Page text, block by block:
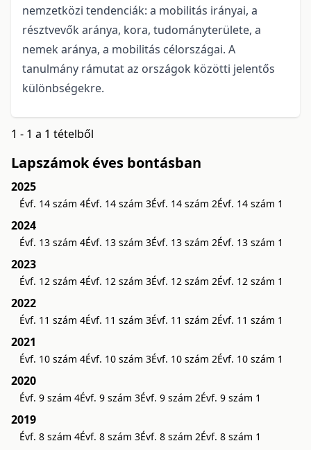
nemzetközi tendenciák: a mobilitás irányai, a
résztvevők aránya, kora, tudományterülete, a
nemek aránya, a mobilitás célországai. A
tanulmány rámutat az országok közötti jelentős
különbségekre.
1 - 1 a 1 tételből
Lapszámok éves bontásban
2025
Évf. 14 szám 4Évf. 14 szám 3Évf. 14 szám 2Évf. 14 szám 1
2024
Évf. 13 szám 4Évf. 13 szám 3Évf. 13 szám 2Évf. 13 szám 1
2023
Évf. 12 szám 4Évf. 12 szám 3Évf. 12 szám 2Évf. 12 szám 1
2022
Évf. 11 szám 4Évf. 11 szám 3Évf. 11 szám 2Évf. 11 szám 1
2021
Évf. 10 szám 4Évf. 10 szám 3Évf. 10 szám 2Évf. 10 szám 1
2020
Évf. 9 szám 4Évf. 9 szám 3Évf. 9 szám 2Évf. 9 szám 1
2019
Évf. 8 szám 4Évf. 8 szám 3Évf. 8 szám 2Évf. 8 szám 1